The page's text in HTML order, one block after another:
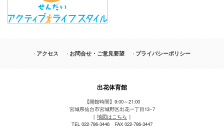
アクセス お問合せ・ご意見要望 プライバシーポリシー
出花体育館
【開館時間】9:00～21:00
宮城県仙台市宮城野区出花一丁目13−7
［ 地図はこちら ］
TEL 022-786-3446 FAX 022-786-3447